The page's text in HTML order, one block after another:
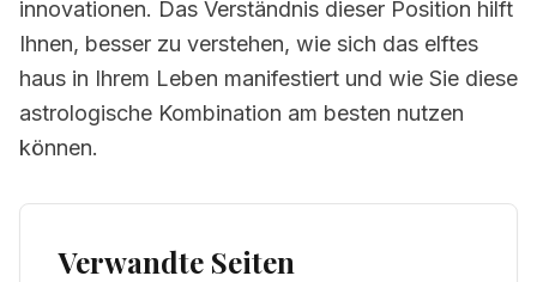
innovationen. Das Verständnis dieser Position hilft
Ihnen, besser zu verstehen, wie sich das elftes
haus in Ihrem Leben manifestiert und wie Sie diese
astrologische Kombination am besten nutzen
können.
Verwandte Seiten